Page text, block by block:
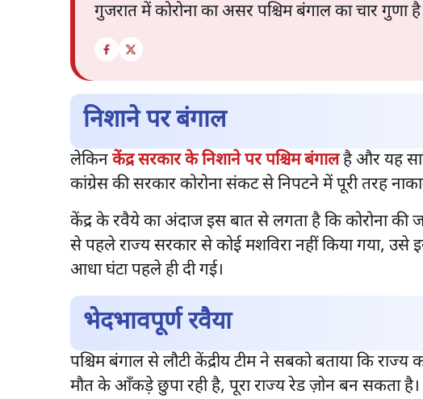
गुजरात में कोरोना का असर पश्चिम बंगाल का चार गुणा
निशाने पर बंगाल
लेकिनकेंद्र सरकार के निशाने पर पश्चिम बंगालहै और यह
कांग्रेस की सरकार कोरोना संकट से निपटने में पूरी तरह
केंद्र के रवैये का अंदाज इस बात से लगता है कि कोरोना की
से पहले राज्य सरकार से कोई मशविरा नहीं किया गया,
आधा घंटा पहले ही दी गई।
भेदभावपूर्ण रवैया
पश्चिम बंगाल से लौटी केंद्रीय टीम ने सबको बताया कि राज्य
मौत के आँकड़े छुपा रही है, पूरा राज्य रेड ज़ोन बन सकता